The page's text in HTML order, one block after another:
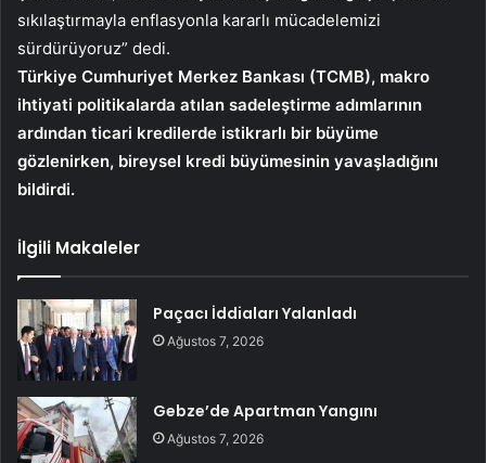
sıkılaştırmayla enflasyonla kararlı mücadelemizi
sürdürüyoruz” dedi.
Türkiye Cumhuriyet Merkez Bankası (TCMB), makro
ihtiyati politikalarda atılan sadeleştirme adımlarının
ardından ticari kredilerde istikrarlı bir büyüme
gözlenirken, bireysel kredi büyümesinin yavaşladığını
bildirdi.
İlgili Makaleler
Paçacı İddiaları Yalanladı
Ağustos 7, 2026
Gebze’de Apartman Yangını
Ağustos 7, 2026